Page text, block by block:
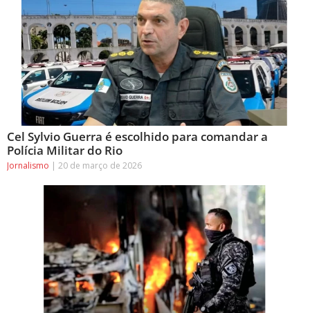
Cel Sylvio Guerra é escolhido para comandar a
Polícia Militar do Rio
Jornalismo 20 de março de 2026